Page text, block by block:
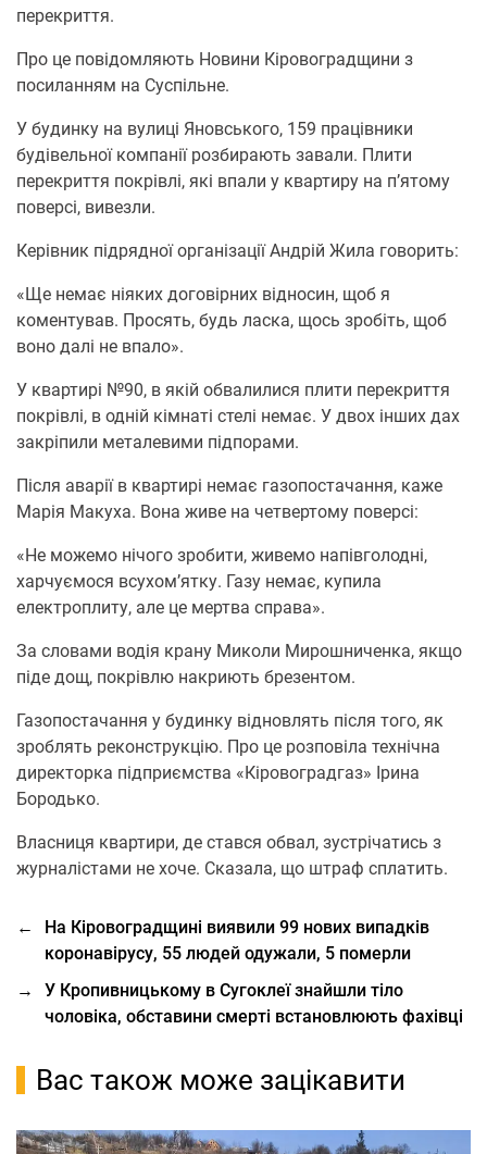
перекриття.
Про це повідомляють Новини Кіровоградщини з
посиланням на Суспільне.
У будинку на вулиці Яновського, 159 працівники
будівельної компанії розбирають завали. Плити
перекриття покрівлі, які впали у квартиру на п’ятому
поверсі, вивезли.
Керівник підрядної організації Андрій Жила говорить:
«Ще немає ніяких договірних відносин, щоб я
коментував. Просять, будь ласка, щось зробіть, щоб
воно далі не впало».
У квартирі №90, в якій обвалилися плити перекриття
покрівлі, в одній кімнаті стелі немає. У двох інших дах
закріпили металевими підпорами.
Після аварії в квартирі немає газопостачання, каже
Марія Макуха. Вона живе на четвертому поверсі:
«Не можемо нічого зробити, живемо напівголодні,
харчуємося всухом’ятку. Газу немає, купила
електроплиту, але це мертва справа».
За словами водія крану Миколи Мирошниченка, якщо
піде дощ, покрівлю накриють брезентом.
Газопостачання у будинку відновлять після того, як
зроблять реконструкцію. Про це розповіла технічна
директорка підприємства «Кіровоградгаз» Ірина
Бородько.
Власниця квартири, де стався обвал, зустрічатись з
журналістами не хоче. Сказала, що штраф сплатить.
←
На Кіровоградщині виявили 99 нових випадків
коронавірусу, 55 людей одужали, 5 померли
→
У Кропивницькому в Сугоклеї знайшли тіло
чоловіка, обставини смерті встановлюють фахівці
Вас також може зацікавити